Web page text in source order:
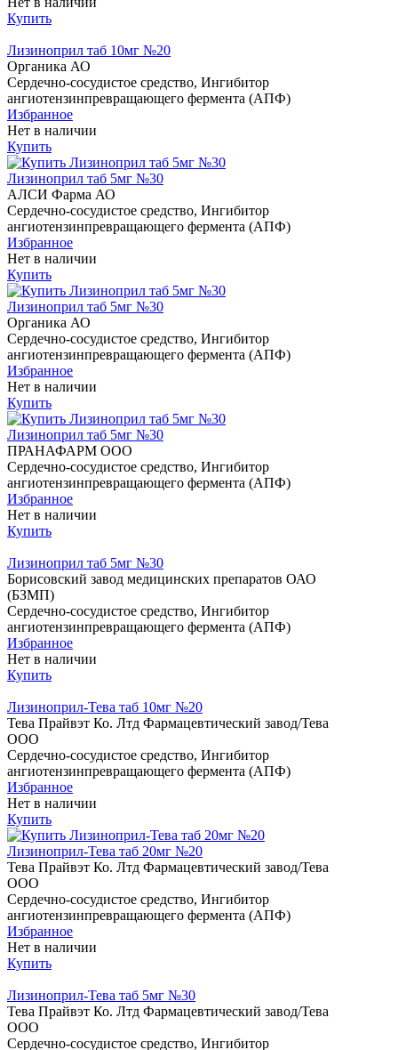
Купить
Лизиноприл таб 10мг №20
Органика АО
Сердечно-сосудистое средство, Ингибитор
ангиотензинпревращающего фермента (АПФ)
Избранное
Нет в наличии
Купить
Лизиноприл таб 5мг №30
АЛСИ Фарма АО
Сердечно-сосудистое средство, Ингибитор
ангиотензинпревращающего фермента (АПФ)
Избранное
Нет в наличии
Купить
Лизиноприл таб 5мг №30
Органика АО
Сердечно-сосудистое средство, Ингибитор
ангиотензинпревращающего фермента (АПФ)
Избранное
Нет в наличии
Купить
Лизиноприл таб 5мг №30
ПРАНАФАРМ ООО
Сердечно-сосудистое средство, Ингибитор
ангиотензинпревращающего фермента (АПФ)
Избранное
Нет в наличии
Купить
Лизиноприл таб 5мг №30
Борисовский завод медицинских препаратов ОАО
(БЗМП)
Сердечно-сосудистое средство, Ингибитор
ангиотензинпревращающего фермента (АПФ)
Избранное
Нет в наличии
Купить
Лизиноприл-Тева таб 10мг №20
Тева Прайвэт Ко. Лтд Фармацевтический завод/Тева
ООО
Сердечно-сосудистое средство, Ингибитор
ангиотензинпревращающего фермента (АПФ)
Избранное
Нет в наличии
Купить
Лизиноприл-Тева таб 20мг №20
Тева Прайвэт Ко. Лтд Фармацевтический завод/Тева
ООО
Сердечно-сосудистое средство, Ингибитор
ангиотензинпревращающего фермента (АПФ)
Избранное
Нет в наличии
Купить
Лизиноприл-Тева таб 5мг №30
Тева Прайвэт Ко. Лтд Фармацевтический завод/Тева
ООО
Сердечно-сосудистое средство, Ингибитор